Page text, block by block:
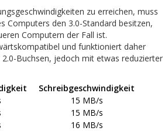
zu erreichen, muss
Computers den 3.0-Standard besitzen,
Computern der Fall ist.
und funktioniert daher
Buchsen, jedoch mit etwas reduzierter
Schreibgeschwindigkeit
15 MB/s
15 MB/s
16 MB/s